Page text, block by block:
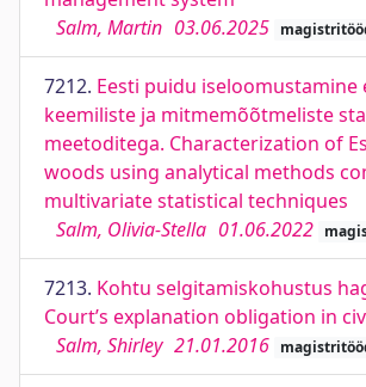
Salm, Martin 03.06.2025
7212. Eesti puidu iseloomustamine
keemiliste ja mitmemõõtmeliste
meetoditega. Characterization of
woods using analytical methods
multivariate statistical techniques
Salm, Olivia-Stella 01.06.2022
7213. Kohtu selgitamiskohustus
Court’s explanation obligation in
Salm, Shirley 21.01.2016